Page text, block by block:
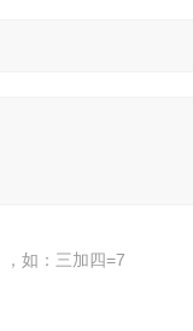
如：三加四=7